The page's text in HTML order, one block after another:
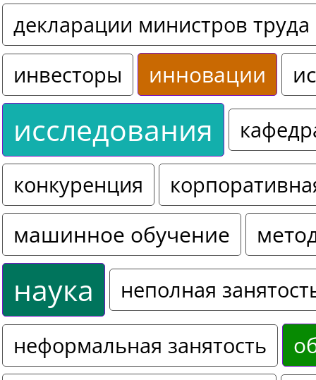
декларации министров труда
инвесторы
инновации
исследования
конкуренция
машинное обучение
наука
неполная
неформальная занятость